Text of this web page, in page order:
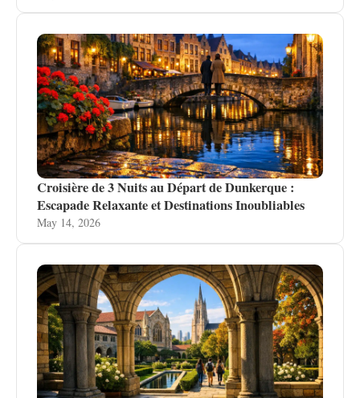
Croisière de 3 Nuits au Départ de Dunkerque :
Escapade Relaxante et Destinations Inoubliables
May 14, 2026